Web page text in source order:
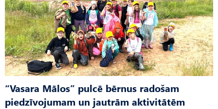
“Vasara Mālos” pulcē bērnus radošam
piedzīvojumam un jautrām aktivitātēm